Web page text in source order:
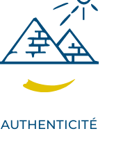
AUTHENTICITÉ